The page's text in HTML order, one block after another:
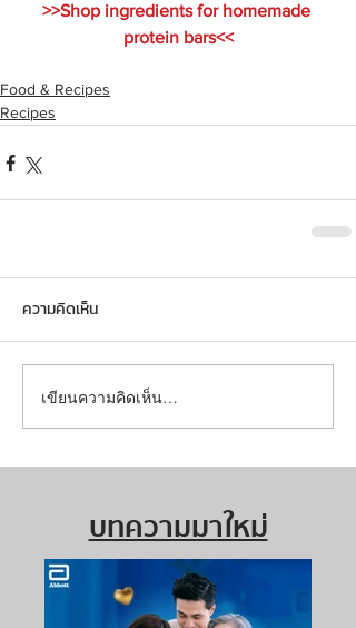
>>Shop ingredients for homemade
protein bars<<
Food & Recipes
Recipes
ความคิดเห็น
เขียนความคิดเห็น…
บทความมาใหม่